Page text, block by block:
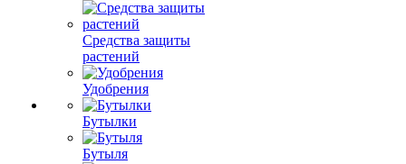
Средства защиты
растений
Удобрения
Бутылки
Бутыля